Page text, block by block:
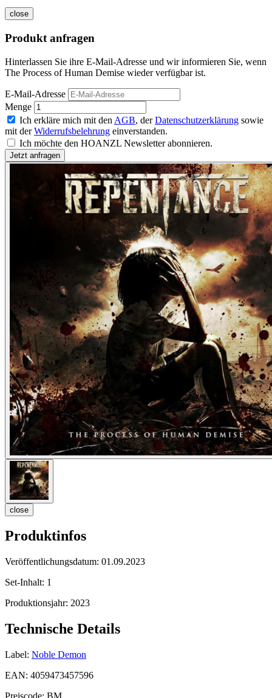
close
Produkt anfragen
Hinterlassen Sie ihre E-Mail-Adresse und wir informieren Sie, wenn
The Process of Human Demise wieder verfügbar ist.
E-Mail-Adresse
Menge
Ich erkläre mich mit den AGB, derDatenschutzerklärung sowie
mit derWiderrufsbelehrung einverstanden.
Ich möchte den HOANZL Newsletter abonnieren.
close
Produktinfos
Veröffentlichungsdatum: 01.09.2023
Set-Inhalt: 1
Produktionsjahr: 2023
Technische Details
Label: Noble Demon
EAN: 4059473457596